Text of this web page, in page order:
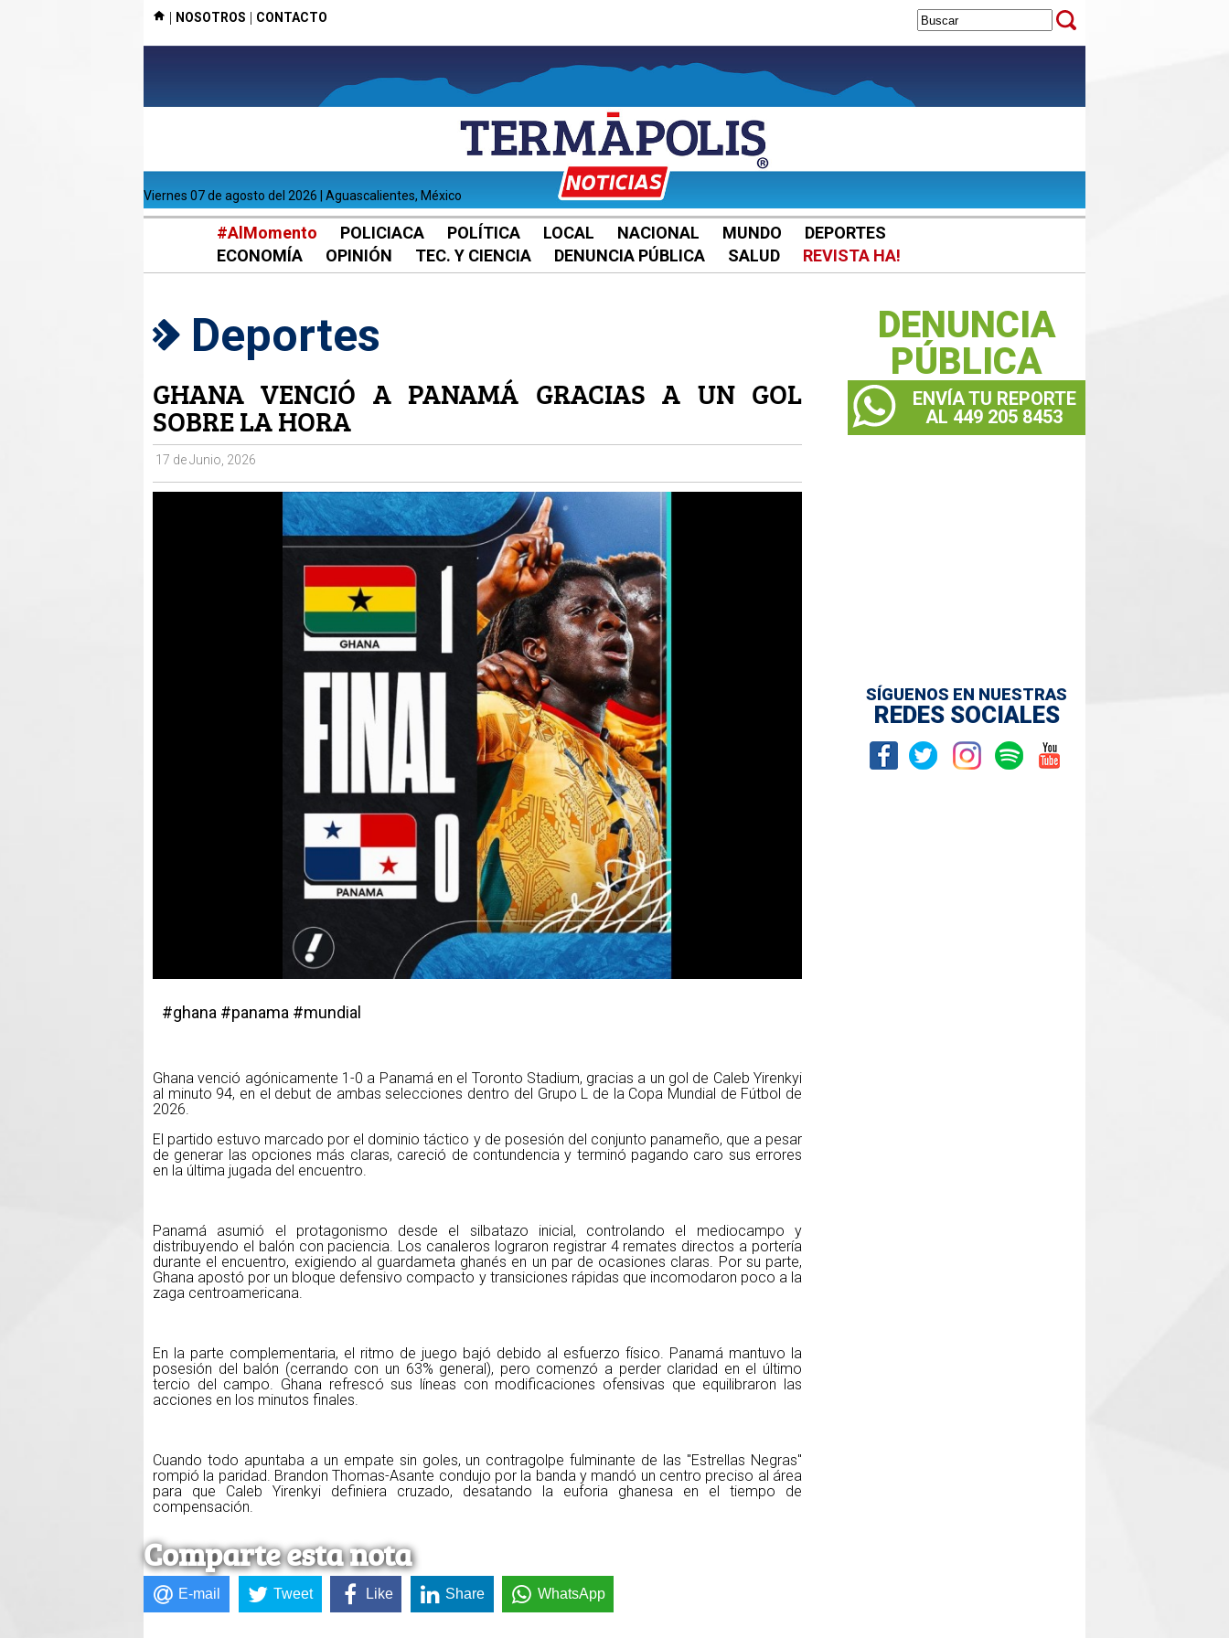
| NOSOTROS | CONTACTO
viernes 07 de agosto del 2026 | Aguascalientes, México
#AlMomento POLICIACA POLÍTICA LOCAL NACIONAL MUNDO
DEPORTES
ECONOMÍA
OPINIÓN TEC. Y CIENCIA DENUNCIA PÚBLICA SALUD REVISTA HA!
Deportes
GHANA VENCIÓ A PANAMÁ GRACIAS A UN GOL
SOBRE LA HORA
17 de Junio, 2026
#ghana #panama #mundial
Ghana venció agónicamente 1-0 a Panamá en el Toronto Stadium, gracias a un gol de Caleb Yirenkyi
al minuto 94, en el debut de ambas selecciones dentro del Grupo L de la Copa Mundial de Fútbol de
2026.
El partido estuvo marcado por el dominio táctico y de posesión del conjunto panameño, que a pesar
de generar las opciones más claras, careció de contundencia y terminó pagando caro sus errores
en la última jugada del encuentro.
Panamá asumió el protagonismo desde el silbatazo inicial, controlando el mediocampo y
distribuyendo el balón con paciencia. Los canaleros lograron registrar 4 remates directos a portería
durante el encuentro, exigiendo al guardameta ghanés en un par de ocasiones claras. Por su parte,
Ghana apostó por un bloque defensivo compacto y transiciones rápidas que incomodaron poco a la
zaga centroamericana.
En la parte complementaria, el ritmo de juego bajó debido al esfuerzo físico. Panamá mantuvo la
posesión del balón (cerrando con un 63% general), pero comenzó a perder claridad en el último
tercio del campo. Ghana refrescó sus líneas con modificaciones ofensivas que equilibraron las
acciones en los minutos finales.
Cuando todo apuntaba a un empate sin goles, un contragolpe fulminante de las "Estrellas Negras"
rompió la paridad. Brandon Thomas-Asante condujo por la banda y mandó un centro preciso al área
para que Caleb Yirenkyi definiera cruzado, desatando la euforia ghanesa en el tiempo de
compensación.
Comparte esta nota
E-mail Tweet Like Share WhatsApp
DENUNCIA
PÚBLICA
ENVÍA TU REPORTE
AL 449 205 8453
SÍGUENOS EN NUESTRAS
REDES SOCIALES